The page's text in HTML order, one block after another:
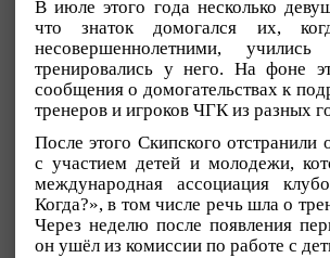
В июле этого года несколько
что знаток домогался их,
несовершеннолетними,
тренировались у него. На фоне
сообщения о домогательствах к
тренеров и игроков ЧГК из разных
После этого Скипского отстранили
с участием детей и молодежи,
международная ассоциация
Когда?», в том числе речь шла о
Через неделю после появления
он ушёл из комиссии по работе с